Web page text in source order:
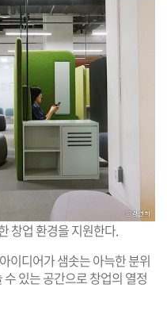
창업 환경을 지원한다.
이디어가 샘솟는 아늑한 분위
있는 공간으로 창업의 열정